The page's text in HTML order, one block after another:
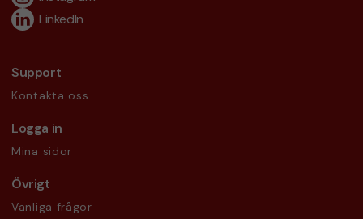
LinkedIn
Support
Kontakta oss
Logga in
Mina sidor
Övrigt
Vanliga frågor